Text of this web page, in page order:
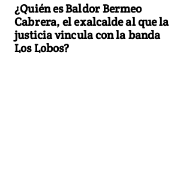
¿Quién es Baldor Bermeo
Cabrera, el exalcalde al que la
justicia vincula con la banda
Los Lobos?